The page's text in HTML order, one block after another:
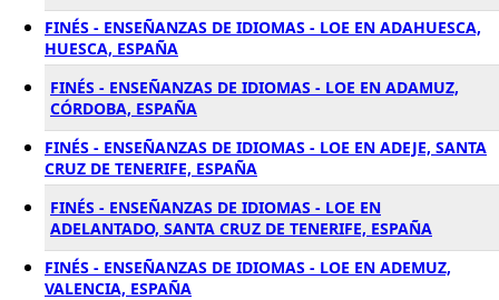
FINÉS - ENSEÑANZAS DE IDIOMAS - LOE EN ADAHUESCA,
HUESCA, ESPAÑA
FINÉS - ENSEÑANZAS DE IDIOMAS - LOE EN ADAMUZ,
CÓRDOBA, ESPAÑA
FINÉS - ENSEÑANZAS DE IDIOMAS - LOE EN ADEJE, SANTA
CRUZ DE TENERIFE, ESPAÑA
FINÉS - ENSEÑANZAS DE IDIOMAS - LOE EN
ADELANTADO, SANTA CRUZ DE TENERIFE, ESPAÑA
FINÉS - ENSEÑANZAS DE IDIOMAS - LOE EN ADEMUZ,
VALENCIA, ESPAÑA